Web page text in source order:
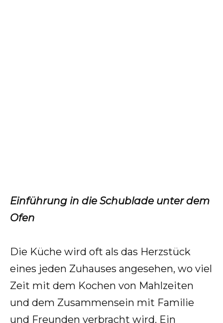
Einführung in die Schublade unter dem
Ofen
Die Küche wird oft als das Herzstück
eines jeden Zuhauses angesehen, wo viel
Zeit mit dem Kochen von Mahlzeiten
und dem Zusammensein mit Familie
und Freunden verbracht wird. Ein